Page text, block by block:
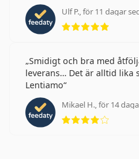
Ulf P., för 11 dagar
Betyg
Smidigt och bra med
leverans… Det är alltid lika
Lentiamo
Mikael H., för 14
Betyg